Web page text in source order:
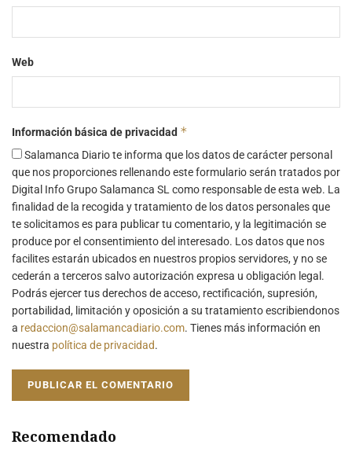
Web
Información básica de privacidad *
Salamanca Diario te informa que los datos de carácter personal
que nos proporciones rellenando este formulario serán tratados por
Digital Info Grupo Salamanca SL como responsable de esta web. La
finalidad de la recogida y tratamiento de los datos personales que
te solicitamos es para publicar tu comentario, y la legitimación se
produce por el consentimiento del interesado. Los datos que nos
facilites estarán ubicados en nuestros propios servidores, y no se
cederán a terceros salvo autorización expresa u obligación legal.
Podrás ejercer tus derechos de acceso, rectificación, supresión,
portabilidad, limitación y oposición a su tratamiento escribiendonos
a redaccion@salamancadiario.com. Tienes más información en
nuestra política de privacidad.
Recomendado